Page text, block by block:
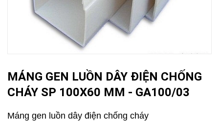
MÁNG GEN LUỒN DÂY ĐIỆN CHỐNG
CHÁY SP 100X60 MM - GA100/03
Máng gen luồn dây điện chống cháy